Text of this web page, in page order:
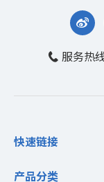
 服务热线
快速链接
产品分类